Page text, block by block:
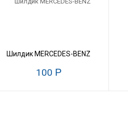
Шилдик MERCEDES-BENZ
100 Р